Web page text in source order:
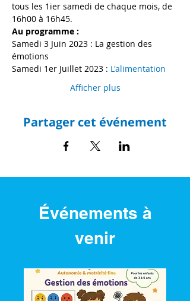
tous les 1ier samedi de chaque mois, de
16h00 à 16h45.
Au programme :
Samedi 3 Juin 2023 : La gestion des
émotions
Samedi 1er Juillet 2023 : L'alimentation
Afficher plus
Partager cet événement
Événements à
venir